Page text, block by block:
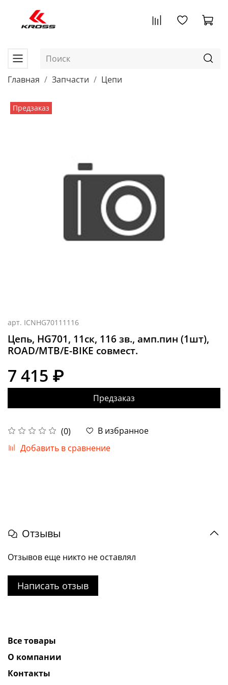
Главная Запчасти Цепи
Предзаказ
арт. ICNHG70111116
Цепь, HG701, 11ск, 116 зв., амп.пин (1шт),
ROAD/MTB/E-BIKE совмест.
(0)
В избранное
Добавить в сравнение
7 415 ₽
Предзаказ
Отзывы
Отзывов еще никто не оставлял
Написать отзыв
Все товары
О компании
Контакты